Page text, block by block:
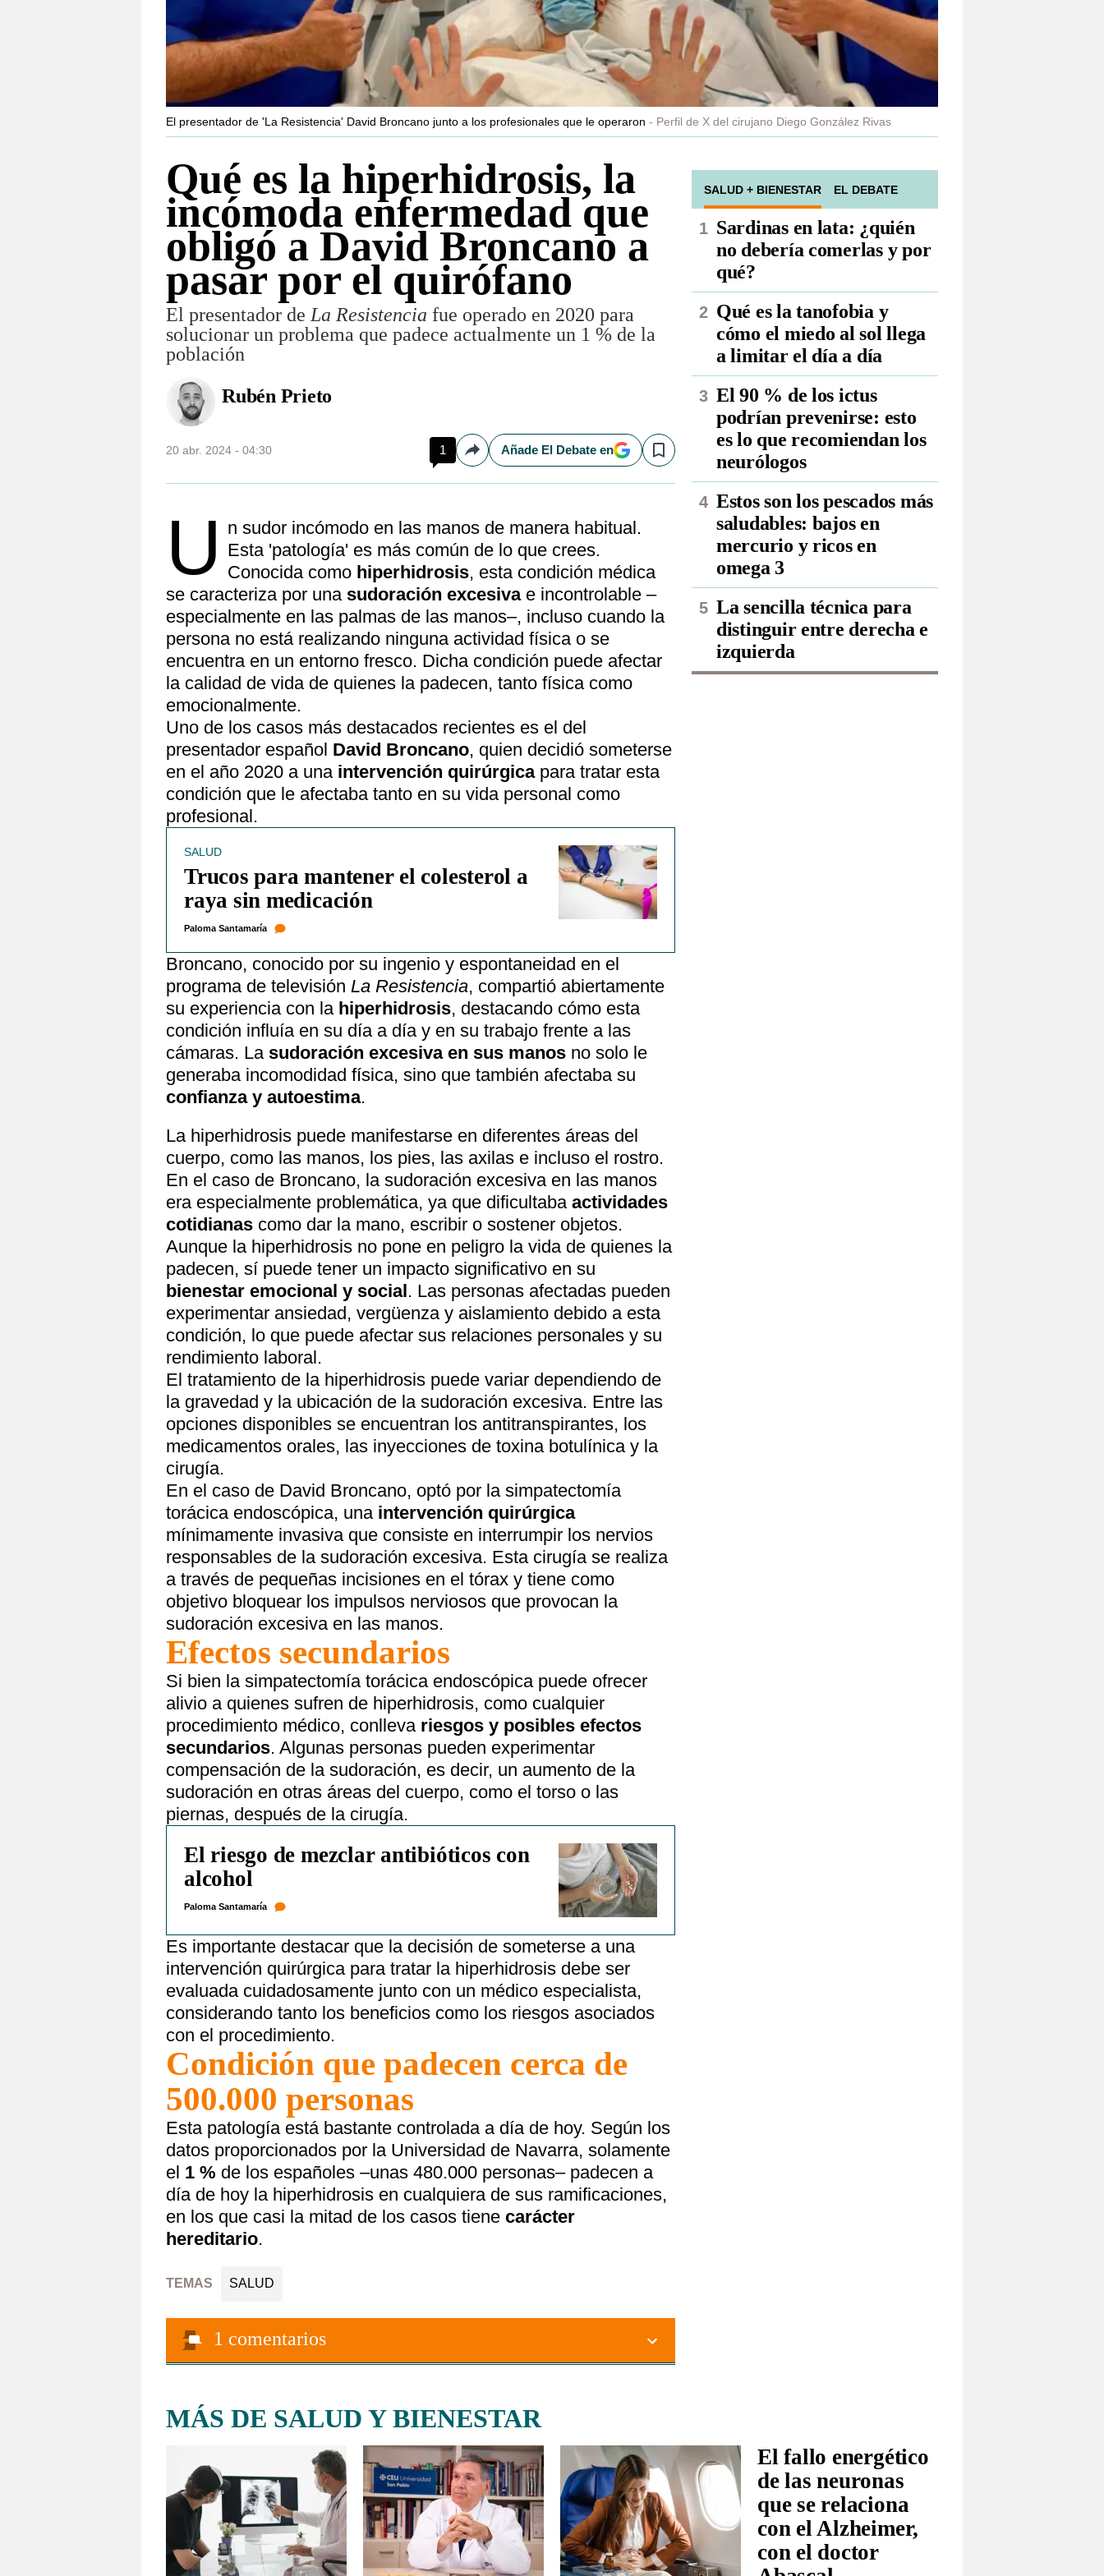
El presentador de 'La Resistencia' David Broncano junto a los profesionales que le operaron Perfil de X del cirujano Diego González Rivas
Qué es la hiperhidrosis, la
incómoda enfermedad que
obligó a David Broncano a
pasar por el quirófano
El presentador deLa Resistencia fue operado en 2020 para
solucionar un problema que padece actualmente un 1 % de la
población
Rubén Prieto
20 abr. 2024 - 04:30 1 CompartirAñade El Debate en Save
U n sudor incómodo en las manos de manera habitual.
Esta 'patología' es más común de lo que crees.
Conocida como hiperhidrosis, esta condición médica
se caracteriza por una sudoración excesiva e incontrolable –
especialmente en las palmas de las manos–, incluso cuando la
persona no está realizando ninguna actividad física o se
encuentra en un entorno fresco. Dicha condición puede afectar
la calidad de vida de quienes la padecen, tanto física como
emocionalmente.
Uno de los casos más destacados recientes es el del
presentador español David Broncano, quien decidió someterse
en el año 2020 a una intervención quirúrgicapara tratar esta
condición que le afectaba tanto en su vida personal como
profesional.
SALUD
Trucos para mantener el colesterol a
raya sin medicación
Paloma Santamaría
Broncano, conocido por su ingenio y espontaneidad en el
programa de televisión La Resistencia, compartió abiertamente
su experiencia con la hiperhidrosis, destacando cómo esta
condición influía en su día a día y en su trabajo frente a las
cámaras. La sudoración excesiva en sus manos no solo le
generaba incomodidad física, sino que también afectaba su
confianza y autoestima.
La hiperhidrosis puede manifestarse en diferentes áreas del
cuerpo, como las manos, los pies, las axilas e incluso el rostro.
En el caso de Broncano, la sudoración excesiva en las manos
era especialmente problemática, ya que dificultaba actividades
cotidianas como dar la mano, escribir o sostener objetos.
Aunque la hiperhidrosis no pone en peligro la vida de quienes la
padecen, sí puede tener un impacto significativo en su
bienestar emocional y social . Las personas afectadas pueden
experimentar ansiedad, vergüenza y aislamiento debido a esta
condición, lo que puede afectar sus relaciones personales y su
rendimiento laboral.
El tratamiento de la hiperhidrosis puede variar dependiendo de
la gravedad y la ubicación de la sudoración excesiva. Entre las
opciones disponibles se encuentran los antitranspirantes, los
medicamentos orales, las inyecciones de toxina botulínica y la
cirugía.
En el caso de David Broncano, optó por la simpatectomía
torácica endoscópica, unaintervención quirúrgica
mínimamente invasiva que consiste en interrumpir los nervios
responsables de la sudoración excesiva. Esta cirugía se realiza
a través de pequeñas incisiones en el tórax y tiene como
objetivo bloquear los impulsos nerviosos que provocan la
sudoración excesiva en las manos.
Efectos secundarios
Si bien la simpatectomía torácica endoscópica puede ofrecer
alivio a quienes sufren de hiperhidrosis, como cualquier
procedimiento médico, conlleva riesgos y posibles efectos
secundarios. Algunas personas pueden experimentar
compensación de la sudoración, es decir, un aumento de la
sudoración en otras áreas del cuerpo, como el torso o las
piernas, después de la cirugía.
El riesgo de mezclar antibióticos con
alcohol
Paloma Santamaría
Es importante destacar que la decisión de someterse a una
intervención quirúrgica para tratar la hiperhidrosis debe ser
evaluada cuidadosamente junto con un médico especialista,
considerando tanto los beneficios como los riesgos asociados
con el procedimiento.
Condición que padecen cerca de
500.000 personas
Esta patología está bastante controlada a día de hoy. Según los
datos proporcionados por la Universidad de Navarra, solamente
el 1 % de los españoles –unas 480.000 personas– padecen a
día de hoy la hiperhidrosis en cualquiera de sus ramificaciones,
en los que casi la mitad de los casos tiene carácter
hereditario.
TEMAS SALUD
1 comentarios
SALUD + BIENESTAR EL DEBATE
Sardinas en lata: ¿quién
no debería comerlas y por
qué?
Qué es la tanofobia y
cómo el miedo al sol llega
a limitar el día a día
El 90 % de los ictus
podrían prevenirse: esto
es lo que recomiendan los
neurólogos
Estos son los pescados más
saludables: bajos en
mercurio y ricos en
omega 3
La sencilla técnica para
distinguir entre derecha e
izquierda
MÁS DE SALUD Y BIENESTAR
El fallo energético
de las neuronas
que se relaciona
con el Alzheimer,
con el doctor